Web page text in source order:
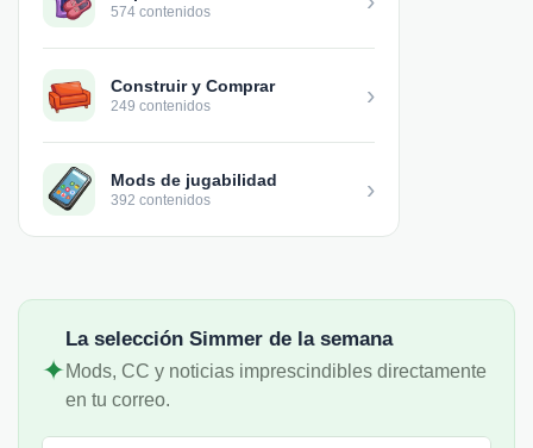
574 contenidos
Construir y Comprar
249 contenidos ›
Mods de jugabilidad
392 contenidos ›
✦
La selección Simmer de la semana
Mods, CC y noticias imprescindibles directamente
en tu correo.